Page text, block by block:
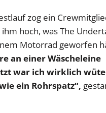
zog ein
hoch, was The
Motorrad geworfen
an einer Wäscheleine
war ich wirklich
ein Rohrspatz“,